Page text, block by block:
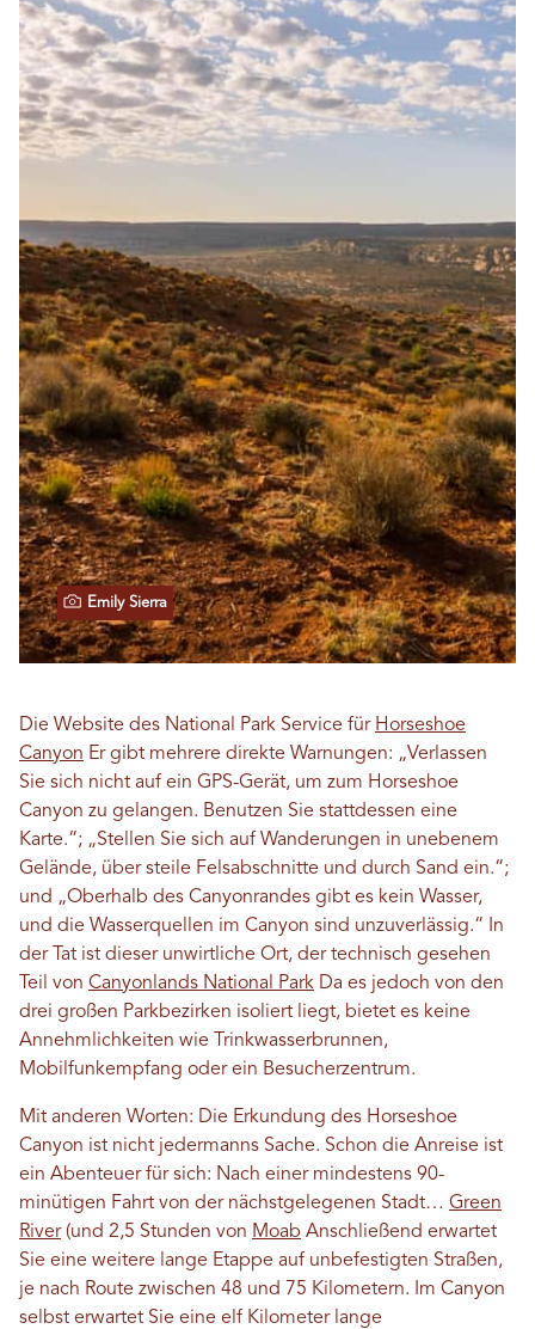
Emily Sierra
Die Website des National Park Service für Horseshoe
Canyon Er gibt mehrere direkte Warnungen: „Verlassen
Sie sich nicht auf ein GPS-Gerät, um zum Horseshoe
Canyon zu gelangen. Benutzen Sie stattdessen eine
Karte.“; „Stellen Sie sich auf Wanderungen in unebenem
Gelände, über steile Felsabschnitte und durch Sand ein.“;
und „Oberhalb des Canyonrandes gibt es kein Wasser,
und die Wasserquellen im Canyon sind unzuverlässig.“ In
der Tat ist dieser unwirtliche Ort, der technisch gesehen
Teil von Canyonlands National Park Da es jedoch von den
drei großen Parkbezirken isoliert liegt, bietet es keine
Annehmlichkeiten wie Trinkwasserbrunnen,
Mobilfunkempfang oder ein Besucherzentrum.
Mit anderen Worten: Die Erkundung des Horseshoe
Canyon ist nicht jedermanns Sache. Schon die Anreise ist
ein Abenteuer für sich: Nach einer mindestens 90-
minütigen Fahrt von der nächstgelegenen Stadt… Green
River(und 2,5 Stunden von Moab Anschließend erwartet
Sie eine weitere lange Etappe auf unbefestigten Straßen,
je nach Route zwischen 48 und 75 Kilometern. Im Canyon
selbst erwartet Sie eine elf Kilometer lange